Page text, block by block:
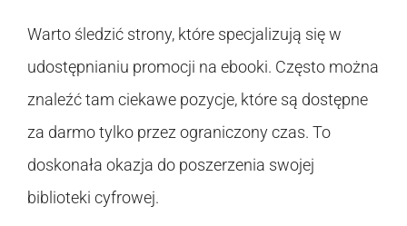
Warto śledzić strony, które specjalizują się w
udostępnianiu promocji na ebooki. Często można
znaleźć tam ciekawe pozycje, które są dostępne
za darmo tylko przez ograniczony czas. To
doskonała okazja do poszerzenia swojej
biblioteki cyfrowej.